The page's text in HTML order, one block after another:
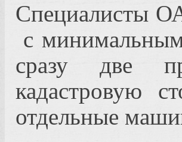
Специалисты
с
сразу две
кадастровую
отдельные